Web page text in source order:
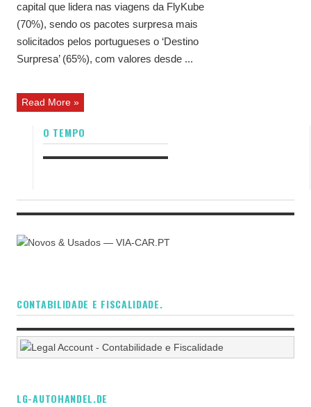
capital que lidera nas viagens da FlyKube
(70%), sendo os pacotes surpresa mais
solicitados pelos portugueses o ‘Destino
Surpresa’ (65%), com valores desde ...
Read More »
O TEMPO
CONTABILIDADE E FISCALIDADE.
LG-AUTOHANDEL.DE